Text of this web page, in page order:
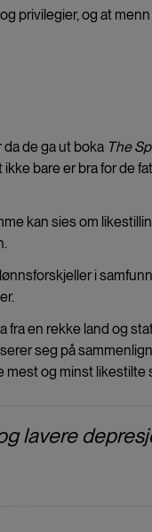
privilegier, og at
de ga ut boka The
bare er bra for de
kan sies om
i
fra en rekke land og
seg på
og minst likestilte
lavere